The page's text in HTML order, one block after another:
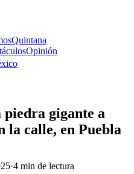
Quintana
Opinión
gigante a
la calle, en Puebla
·4 min de lectura